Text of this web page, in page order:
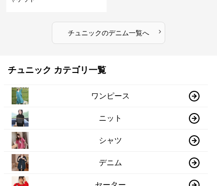
チュニックのデニム一覧へ ›
チュニック カテゴリ一覧
ワンピース
ニット
シャツ
デニム